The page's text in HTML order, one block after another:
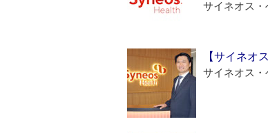
サイネオス
【サイネオ
サイネオス